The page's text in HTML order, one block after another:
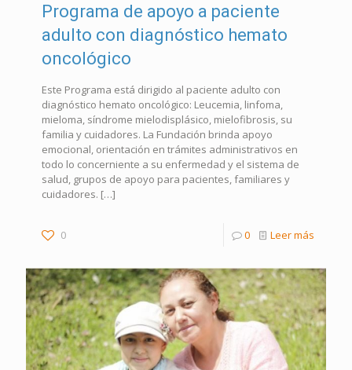
Programa de apoyo a paciente
adulto con diagnóstico hemato
oncológico
Este Programa está dirigido al paciente adulto con
diagnóstico hemato oncológico: Leucemia, linfoma,
mieloma, síndrome mielodisplásico, mielofibrosis, su
familia y cuidadores. La Fundación brinda apoyo
emocional, orientación en trámites administrativos en
todo lo concerniente a su enfermedad y el sistema de
salud, grupos de apoyo para pacientes, familiares y
cuidadores. […]
0 0 Leer más